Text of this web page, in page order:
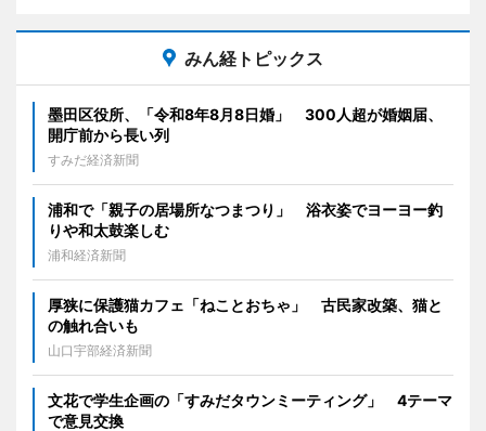
みん経トピックス
墨田区役所、「令和8年8月8日婚」 300人超が婚姻届、
開庁前から長い列
すみだ経済新聞
浦和で「親子の居場所なつまつり」 浴衣姿でヨーヨー釣
りや和太鼓楽しむ
浦和経済新聞
厚狭に保護猫カフェ「ねことおちゃ」 古民家改築、猫と
の触れ合いも
山口宇部経済新聞
文花で学生企画の「すみだタウンミーティング」 4テーマ
で意見交換